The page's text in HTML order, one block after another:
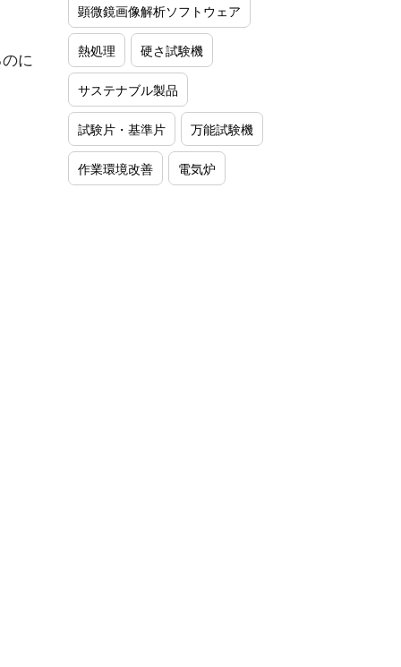
に
顕微鏡画像解析ソフトウェア
熱処理 硬さ試験機
サステナブル製品
試験片・基準片 万能試験機
作業環境改善 電気炉